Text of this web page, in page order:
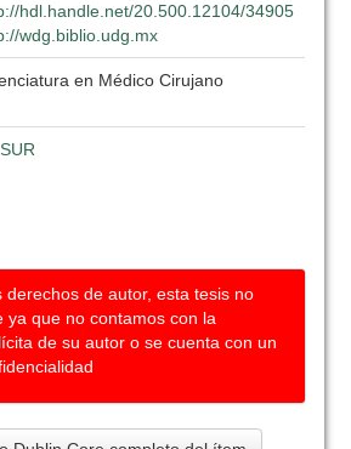
hdl.handle.net/20.500.12104/34905
wdg.biblio.udg.mx
en Médico Cirujano
derechos de autor, esta tesis no
ya que no contamos con la
de su autor o se cuenta con un